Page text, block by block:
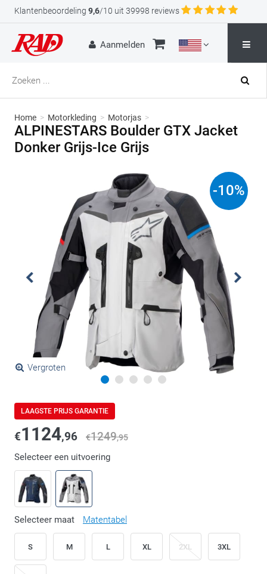
Klantenbeoordeling 9,6/10 uit 39998 reviews
Aanmelden
Home > Motorkleding > Motorjas >
ALPINESTARS Boulder GTX Jacket
Donker Grijs-Ice Grijs
Vergroten
-10%
LAAGSTE PRIJS GARANTIE
€1124,96 €1249,95
Selecteer een uitvoering
Selecteer maat Matentabel
S M L XL 2XL 3XL